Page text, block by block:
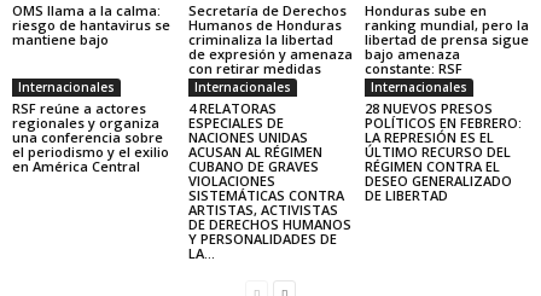
OMS llama a la calma:
riesgo de hantavirus se
mantiene bajo
Secretaría de Derechos
Humanos de Honduras
criminaliza la libertad
de expresión y amenaza
con retirar medidas
Honduras sube en
ranking mundial, pero la
libertad de prensa sigue
bajo amenaza
constante: RSF
Internacionales
RSF reúne a actores
regionales y organiza
una conferencia sobre
el periodismo y el exilio
en América Central
Internacionales
4 RELATORAS
ESPECIALES DE
NACIONES UNIDAS
ACUSAN AL RÉGIMEN
CUBANO DE GRAVES
VIOLACIONES
SISTEMÁTICAS CONTRA
ARTISTAS, ACTIVISTAS
DE DERECHOS HUMANOS
Y PERSONALIDADES DE
LA...
Internacionales
28 NUEVOS PRESOS
POLÍTICOS EN FEBRERO:
LA REPRESIÓN ES EL
ÚLTIMO RECURSO DEL
RÉGIMEN CONTRA EL
DESEO GENERALIZADO
DE LIBERTAD